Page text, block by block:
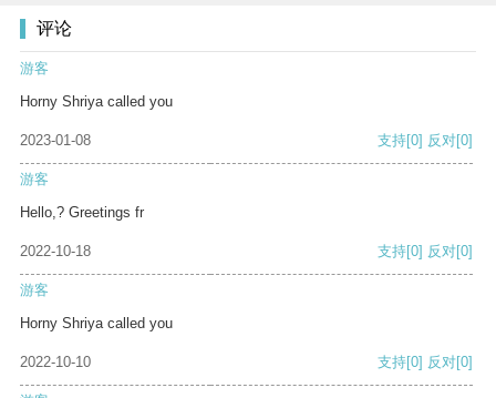
评论
游客
Horny Shriya called you
2023-01-08 支持[0] 反对[0]
游客
Hello,? Greetings fr
2022-10-18 支持[0] 反对[0]
游客
Horny Shriya called you
2022-10-10 支持[0] 反对[0]